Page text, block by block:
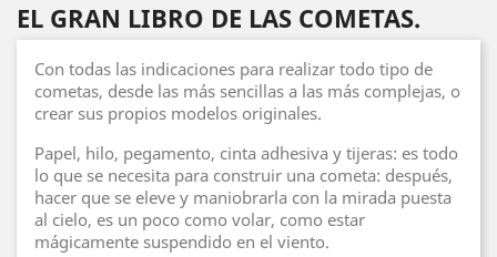
EL GRAN LIBRO DE LAS COMETAS.
Con todas las indicaciones para realizar todo tipo de
cometas, desde las más sencillas a las más complejas, o
crear sus propios modelos originales.
Papel, hilo, pegamento, cinta adhesiva y tijeras: es todo
lo que se necesita para construir una cometa: después,
hacer que se eleve y maniobrarla con la mirada puesta
al cielo, es un poco como volar, como estar
mágicamente suspendido en el viento.